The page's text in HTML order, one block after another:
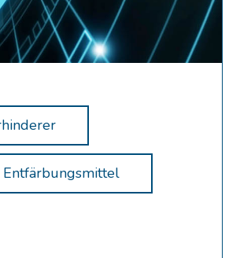
Entfärbungsmittel